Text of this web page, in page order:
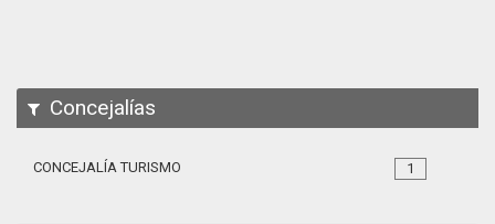
Concejalías
1
CONCEJALÍA TURISMO